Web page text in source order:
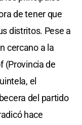
de tener que
distritos. Pese a
cercano a la
(Provincia de
el
del partido
hace